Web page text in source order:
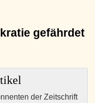
gefährdet
der Zeitschrift